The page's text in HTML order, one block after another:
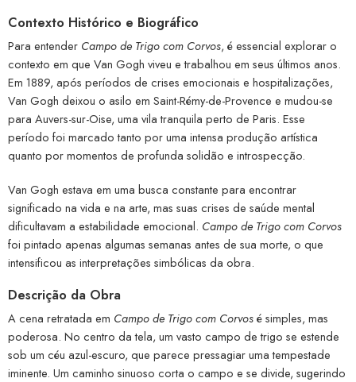
Contexto Histórico e Biográfico
Para entender Campo de Trigo com Corvos, é essencial explorar o
contexto em que Van Gogh viveu e trabalhou em seus últimos anos.
Em 1889, após períodos de crises emocionais e hospitalizações,
Van Gogh deixou o asilo em Saint-Rémy-de-Provence e mudou-se
para Auvers-sur-Oise, uma vila tranquila perto de Paris. Esse
período foi marcado tanto por uma intensa produção artística
quanto por momentos de profunda solidão e introspecção.
Van Gogh estava em uma busca constante para encontrar
significado na vida e na arte, mas suas crises de saúde mental
dificultavam a estabilidade emocional. Campo de Trigo com Corvos
foi pintado apenas algumas semanas antes de sua morte, o que
intensificou as interpretações simbólicas da obra.
Descrição da Obra
A cena retratada em Campo de Trigo com Corvosé simples, mas
poderosa. No centro da tela, um vasto campo de trigo se estende
sob um céu azul-escuro, que parece pressagiar uma tempestade
iminente. Um caminho sinuoso corta o campo e se divide, sugerindo